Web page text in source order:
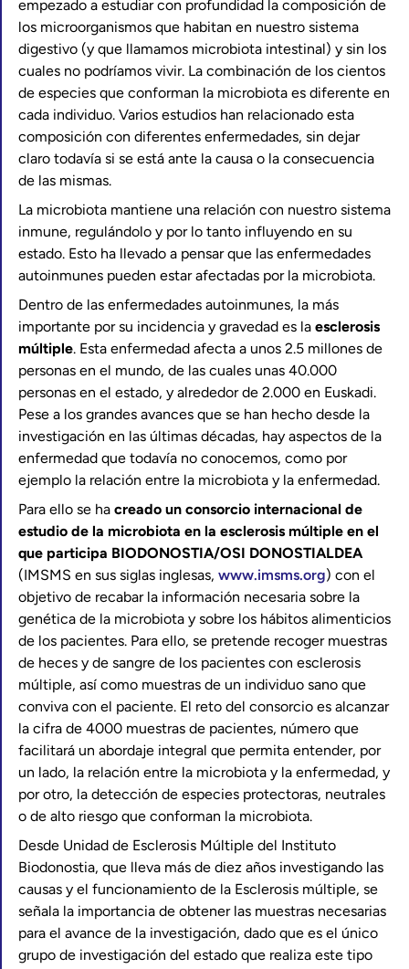
empezado a estudiar con profundidad la composición de
los microorganismos que habitan en nuestro sistema
digestivo (y que llamamos microbiota intestinal) y sin los
cuales no podríamos vivir. La combinación de los cientos
de especies que conforman la microbiota es diferente en
cada individuo. Varios estudios han relacionado esta
composición con diferentes enfermedades, sin dejar
claro todavía si se está ante la causa o la consecuencia
de las mismas.
La microbiota mantiene una relación con nuestro sistema
inmune, regulándolo y por lo tanto influyendo en su
estado. Esto ha llevado a pensar que las enfermedades
autoinmunes pueden estar afectadas por la microbiota.
Dentro de las enfermedades autoinmunes, la más
importante por su incidencia y gravedad es la esclerosis
múltiple. Esta enfermedad afecta a unos 2.5 millones de
personas en el mundo, de las cuales unas 40.000
personas en el estado, y alrededor de 2.000 en Euskadi.
Pese a los grandes avances que se han hecho desde la
investigación en las últimas décadas, hay aspectos de la
enfermedad que todavía no conocemos, como por
ejemplo la relación entre la microbiota y la enfermedad.
Para ello se ha creado un consorcio internacional de
estudio de la microbiota en la esclerosis múltiple en el
que participa BIODONOSTIA/OSI DONOSTIALDEA
(IMSMS en sus siglas inglesas, www.imsms.org) con el
objetivo de recabar la información necesaria sobre la
genética de la microbiota y sobre los hábitos alimenticios
de los pacientes. Para ello, se pretende recoger muestras
de heces y de sangre de los pacientes con esclerosis
múltiple, así como muestras de un individuo sano que
conviva con el paciente. El reto del consorcio es alcanzar
la cifra de 4000 muestras de pacientes, número que
facilitará un abordaje integral que permita entender, por
un lado, la relación entre la microbiota y la enfermedad, y
por otro, la detección de especies protectoras, neutrales
o de alto riesgo que conforman la microbiota.
Desde Unidad de Esclerosis Múltiple del Instituto
Biodonostia, que lleva más de diez años investigando las
causas y el funcionamiento de la Esclerosis múltiple, se
señala la importancia de obtener las muestras necesarias
para el avance de la investigación, dado que es el único
grupo de investigación del estado que realiza este tipo